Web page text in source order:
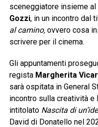
sceneggiatore insieme
Gozzi, in un incontro dal
al camino,ovvero cosa
scrivere per il cinema.
Gli appuntamenti
regista Margherita
sarà ospitata in General
incontro sulla creatività e
intitolato Nascita di un’
David di Donatello nel